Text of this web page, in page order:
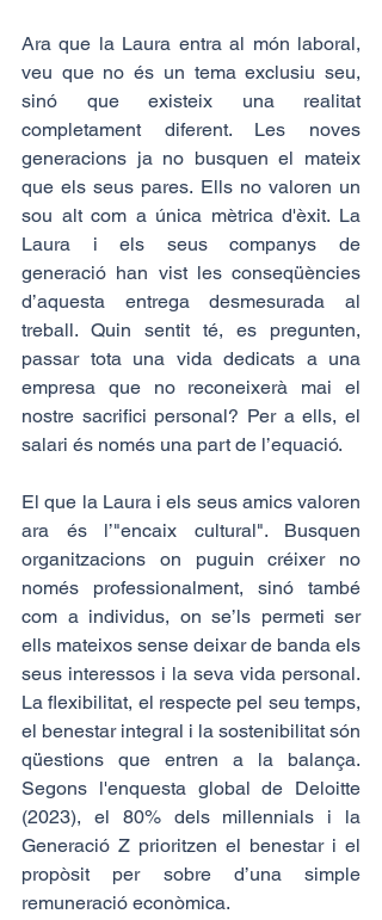
Ara que la Laura entra al món laboral,
veu que no és un tema exclusiu seu,
sinó que existeix una realitat
completament diferent. Les noves
generacions ja no busquen el mateix
que els seus pares. Ells no valoren un
sou alt com a única mètrica d'èxit. La
Laura i els seus companys de
generació han vist les conseqüències
d’aquesta entrega desmesurada al
treball. Quin sentit té, es pregunten,
passar tota una vida dedicats a una
empresa que no reconeixerà mai el
nostre sacrifici personal? Per a ells, el
salari és només una part de l’equació.
El que la Laura i els seus amics valoren
ara és l’"encaix cultural". Busquen
organitzacions on puguin créixer no
només professionalment, sinó també
com a individus, on se’ls permeti ser
ells mateixos sense deixar de banda els
seus interessos i la seva vida personal.
La flexibilitat, el respecte pel seu temps,
el benestar integral i la sostenibilitat són
qüestions que entren a la balança.
Segons l'enquesta global de Deloitte
(2023), el 80% dels millennials i la
Generació Z prioritzen el benestar i el
propòsit per sobre d’una simple
remuneració econòmica.